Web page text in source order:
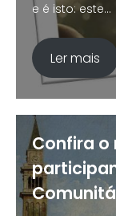
e é isto: este…
Ler mais
Confira o